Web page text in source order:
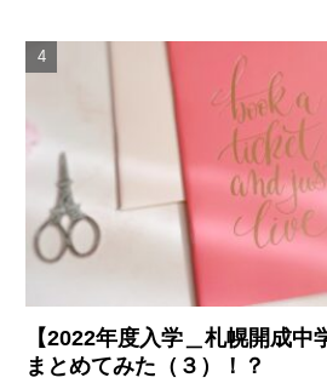
【2022年度入学＿札幌開成中
まとめてみた（３）！？